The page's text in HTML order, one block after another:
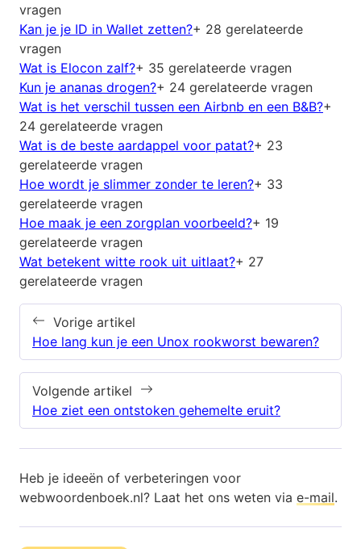
vragen
Kan je je ID in Wallet zetten?+ 28 gerelateerde
vragen
Wat is Elocon zalf?+ 35 gerelateerde vragen
Kun je ananas drogen?+ 24 gerelateerde vragen
Wat is het verschil tussen een Airbnb en een B&B?+
24 gerelateerde vragen
Wat is de beste aardappel voor patat?+ 23
gerelateerde vragen
Hoe wordt je slimmer zonder te leren?+ 33
gerelateerde vragen
Hoe maak je een zorgplan voorbeeld?+ 19
gerelateerde vragen
Wat betekent witte rook uit uitlaat?+ 27
gerelateerde vragen
Vorige artikel
Hoe lang kun je een Unox rookworst bewaren?
Volgende artikel
Hoe ziet een ontstoken gehemelte eruit?
Heb je ideeën of verbeteringen voor
webwoordenboek.nl? Laat het ons weten via e-mail.